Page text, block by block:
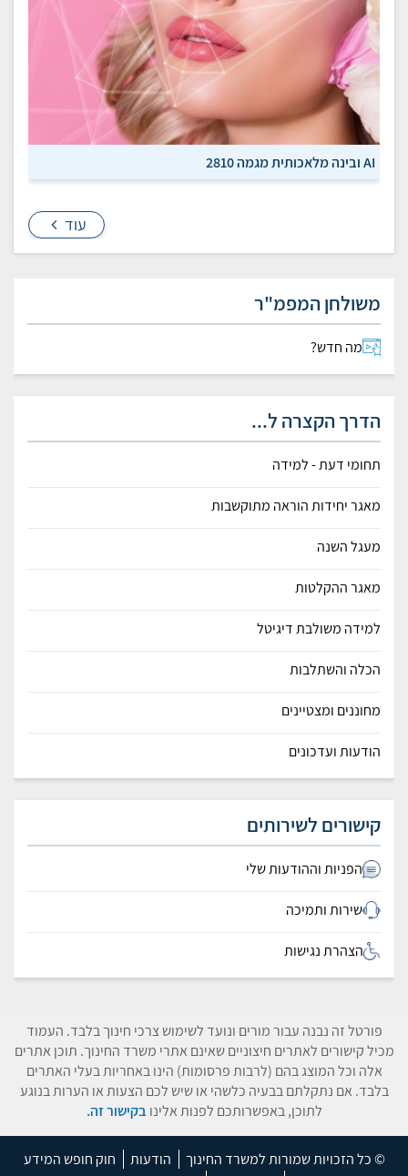
AI ובינה מלאכותית מגמה 2810
עוד
משולחן המפמ"ר
מה חדש?
הדרך הקצרה ל...
תחומי דעת - למידה
מאגר יחידות הוראה מתוקשבות
מעגל השנה
מאגר ההקלטות
למידה משולבת דיגיטל
הכלה והשתלבות
מחוננים ומצטיינים
הודעות ועדכונים
קישורים לשירותים
הפניות וההודעות שלי
שירות ותמיכה
הצהרת נגישות
פורטל זה נבנה עבור מורים ונועד לשימוש צרכי חינוך בלבד. העמוד
מכיל קישורים לאתרים חיצוניים שאינם אתרי משרד החינוך. תוכן אתרים
אלה וכל המוצג בהם (לרבות פרסומות) הינו באחריות בעלי האתרים
בלבד. אם נתקלתם בבעיה כלשהי או שיש לכם הצעות או הערות בנוגע
לתוכן, באפשרותכם לפנות אלינו בקישור זה.
© כל הזכויות שמורות למשרד החינוך הודעות
חוק חופש המידע